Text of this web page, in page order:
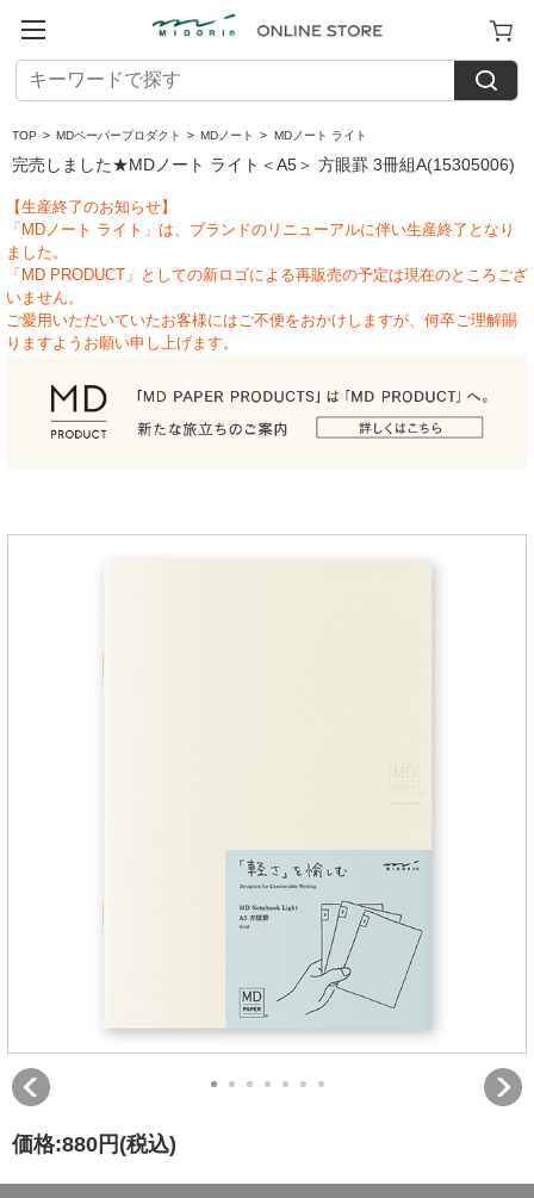
TOP > MDペーパープロダクト > MDノート > MDノート ライト
完売しました★MDノート ライト＜A5＞ 方眼罫 3冊組A(15305006)
【生産終了のお知らせ】
「MDノート ライト」は、ブランドのリニューアルに伴い生産終了となり
ました。
「MD PRODUCT」としての新ロゴによる再販売の予定は現在のところござ
いません。
ご愛用いただいていたお客様にはご不便をおかけしますが、何卒ご理解賜
りますようお願い申し上げます。
価格:880円 (税込)